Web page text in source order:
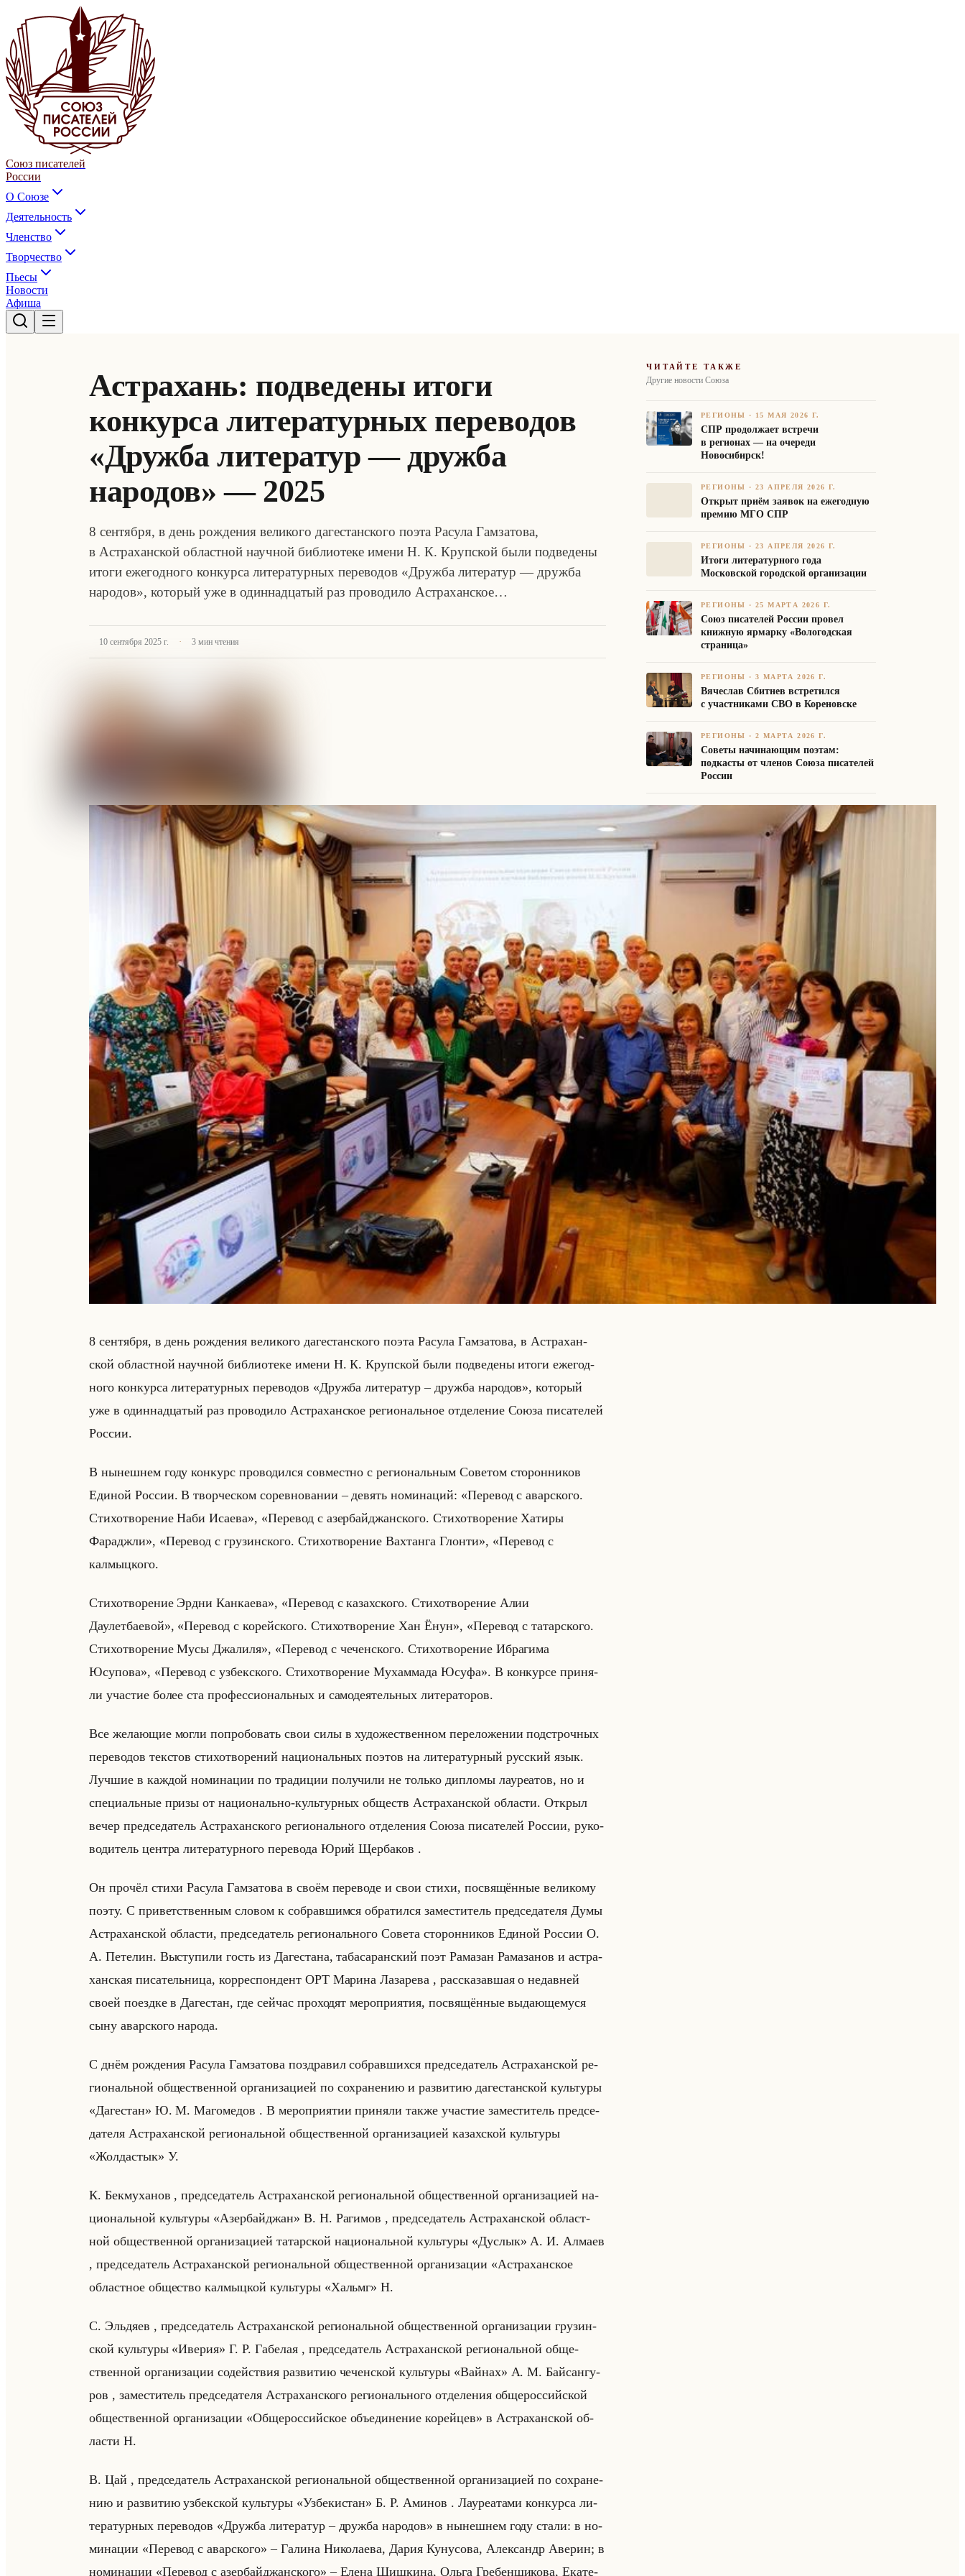
Союз писателей
России
О Союзе
Деятельность
Членство
Творчество
Пьесы
Новости
Афиша
Астрахань: подведены итоги
конкурса литературных переводов
«Дружба литератур — дружба
народов» — 2025
8 сентября, в день рождения великого дагестанского поэта Расула Гамзатова,
в Астраханской областной научной библиотеке имени Н. К. Крупской были подведены
итоги ежегодного конкурса литературных переводов «Дружба литератур — дружба
народов», который уже в одиннадцатый раз проводило Астраханское…
10 сентября 2025 г. · 3 мин чтения
8 сен­тяб­ря, в день рож­де­ния ве­ли­ко­го да­ге­стан­ско­го поэта Ра­су­ла Гам­за­то­ва, в Аст­ра­хан­
ской об­ласт­ной на­уч­ной биб­лио­те­ке имени Н. К. Круп­ской были под­ве­де­ны итоги еже­год­
но­го кон­кур­са ли­те­ра­тур­ных пе­ре­во­дов «Дружба литератур – дружба народов», ко­то­рый
уже в один­на­дца­тый раз про­во­ди­ло Аст­ра­хан­ское ре­ги­ональное от­де­ле­ние Союза пи­са­те­лей
Рос­сии.
В ны­неш­нем году кон­курс про­во­дил­ся сов­мест­но с ре­ги­ональным Со­ве­том сто­рон­ни­ков
Еди­ной Рос­сии. В твор­че­ском со­рев­но­ва­нии – де­вять но­ми­на­ций: «Перевод с аварского.
Стихотворение Наби Исаева», «Перевод с азербайджанского. Стихотворение Хатиры
Фараджли», «Перевод с грузинского. Стихотворение Вахтанга Глонти», «Перевод с
калмыцкого.
Стихотворение Эрдни Канкаева», «Перевод с казахского. Стихотворение Алии
Даулетбаевой», «Перевод с корейского. Стихотворение Хан Ёнун», «Перевод с татарского.
Стихотворение Мусы Джалиля», «Перевод с чеченского. Стихотворение Ибрагима
Юсупова», «Перевод с узбекского. Стихотворение Мухаммада Юсуфа». В кон­кур­се при­ня­
ли уча­стие более ста про­фес­си­ональных и са­мо­де­ятельных ли­те­ра­то­ров.
Все же­ла­ющие могли по­про­бо­вать свои силы в ху­до­же­ствен­ном пе­ре­ло­же­нии под­строч­ных
пе­ре­во­дов тек­стов сти­хо­тво­ре­ний на­ци­ональных по­этов на ли­те­ра­тур­ный рус­ский язык.
Луч­шие в каж­дой но­ми­на­ции по тра­ди­ции по­лу­чи­ли не только ди­пло­мы ла­уре­атов, но и
спе­ци­альные призы от на­ци­онально-культур­ных об­ществ Аст­ра­хан­ской об­ла­сти. От­крыл
вечер пред­се­да­тель Аст­ра­хан­ско­го ре­ги­онально­го от­де­ле­ния Союза пи­са­те­лей Рос­сии, ру­ко­
во­ди­тель цен­тра ли­те­ра­тур­но­го пе­ре­во­да Юрий Щер­ба­ков .
Он про­чёл стихи Ра­су­ла Гам­за­то­ва в своём пе­ре­во­де и свои стихи, по­свя­щён­ные ве­ли­ко­му
поэту. С при­вет­ствен­ным сло­вом к со­брав­шим­ся об­ра­тил­ся за­ме­сти­тель пред­се­да­те­ля Думы
Аст­ра­хан­ской об­ла­сти, пред­се­да­тель ре­ги­онально­го Со­ве­та сто­рон­ни­ков Еди­ной Рос­сии О.
А. Пе­те­лин. Вы­сту­пи­ли гость из Да­ге­ста­на, та­ба­са­ран­ский поэт Ра­ма­зан Ра­ма­за­нов и аст­ра­
хан­ская пи­са­тельни­ца, кор­ре­спон­дент ОРТ Ма­ри­на Ла­за­ре­ва , рас­ска­зав­шая о недав­ней
своей по­езд­ке в Да­ге­стан, где сейчас про­хо­дят ме­ро­при­ятия, по­свя­щён­ные вы­да­юще­му­ся
сыну авар­ско­го на­ро­да.
С днём рож­де­ния Ра­су­ла Гам­за­то­ва по­здра­вил со­брав­ших­ся пред­се­да­тель Аст­ра­хан­ской ре­
ги­ональной об­ще­ствен­ной ор­га­ни­за­ци­ей по со­хра­не­нию и раз­ви­тию да­ге­стан­ской культу­ры
«Дагестан» Ю. М. Ма­го­ме­дов . В ме­ро­при­ятии при­ня­ли также уча­стие за­ме­сти­тель пред­се­
да­те­ля Аст­ра­хан­ской ре­ги­ональной об­ще­ствен­ной ор­га­ни­за­ци­ей ка­зах­ской культу­ры
«Жолдастык» У.
К. Бек­му­ха­нов , пред­се­да­тель Аст­ра­хан­ской ре­ги­ональной об­ще­ствен­ной ор­га­ни­за­ци­ей на­
ци­ональной культу­ры «Азербайджан» В. Н. Ра­ги­мов , пред­се­да­тель Аст­ра­хан­ской об­ласт­
ной об­ще­ствен­ной ор­га­ни­за­ци­ей та­тар­ской на­ци­ональной культу­ры «Дуслык» А. И. Ал­ма­ев
, пред­се­да­тель Аст­ра­хан­ской ре­ги­ональной об­ще­ствен­ной ор­га­ни­за­ции «Астраханское
областное общество калмыцкой культуры «Хальмг» Н.
С. Эльдя­ев , пред­се­да­тель Аст­ра­хан­ской ре­ги­ональной об­ще­ствен­ной ор­га­ни­за­ции гру­зин­
ской культу­ры «Иверия» Г. Р. Га­бе­лая , пред­се­да­тель Аст­ра­хан­ской ре­ги­ональной об­ще­
ствен­ной ор­га­ни­за­ции со­действия раз­ви­тию че­чен­ской культу­ры «Вайнах» А. М. Байсан­гу­
ров , за­ме­сти­тель пред­се­да­те­ля Аст­ра­хан­ско­го ре­ги­онально­го от­де­ле­ния об­ще­рос­сийской
об­ще­ствен­ной ор­га­ни­за­ции «Общероссийское объединение корейцев» в Аст­ра­хан­ской об­
ла­сти Н.
В. Цай , пред­се­да­тель Аст­ра­хан­ской ре­ги­ональной об­ще­ствен­ной ор­га­ни­за­ци­ей по со­хра­не­
нию и раз­ви­тию уз­бек­ской культу­ры «Узбекистан» Б. Р. Ами­нов . Ла­уре­ата­ми кон­кур­са ли­
те­ра­тур­ных пе­ре­во­дов «Дружба литератур – дружба народов» в ны­неш­нем году стали: в но­
ми­на­ции «Перевод с аварского» – Га­ли­на Ни­ко­ла­ева, Дария Ку­ну­со­ва, Алек­сандр Аве­рин; в
но­ми­на­ции «Перевод с азербайджанского» – Елена Шиш­ки­на, Ольга Гре­бен­щи­ко­ва, Ека­те­
ЧИТАЙТЕ ТАКЖЕ
Другие новости Союза
РЕГИОНЫ · 15 МАЯ 2026 Г.
СПР продолжает встречи
в регионах — на очереди
Новосибирск!
РЕГИОНЫ ·23 АПРЕЛЯ 2026 Г.
Открыт приём заявок на ежегодную
премию МГО СПР
РЕГИОНЫ ·23 АПРЕЛЯ 2026 Г.
Итоги литературного года
Московской городской организации
РЕГИОНЫ ·25 МАРТА 2026 Г.
Союз писателей России провел
книжную ярмарку «Вологодская
страница»
РЕГИОНЫ ·3 МАРТА 2026 Г.
Вячеслав Сбитнев встретился
с участниками СВО в Кореновске
РЕГИОНЫ ·2 МАРТА 2026 Г.
Советы начинающим поэтам:
подкасты от членов Союза писателей
России